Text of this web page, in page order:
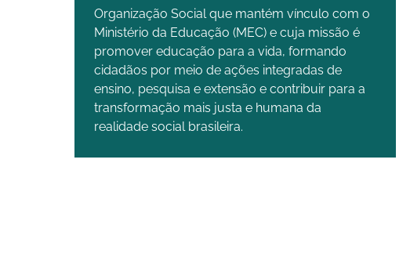
Organização Social que mantém vínculo com o
Ministério da Educação (MEC) e cuja missão é
promover educação para a vida, formando
cidadãos por meio de ações integradas de
ensino, pesquisa e extensão e contribuir para a
transformação mais justa e humana da
realidade social brasileira.